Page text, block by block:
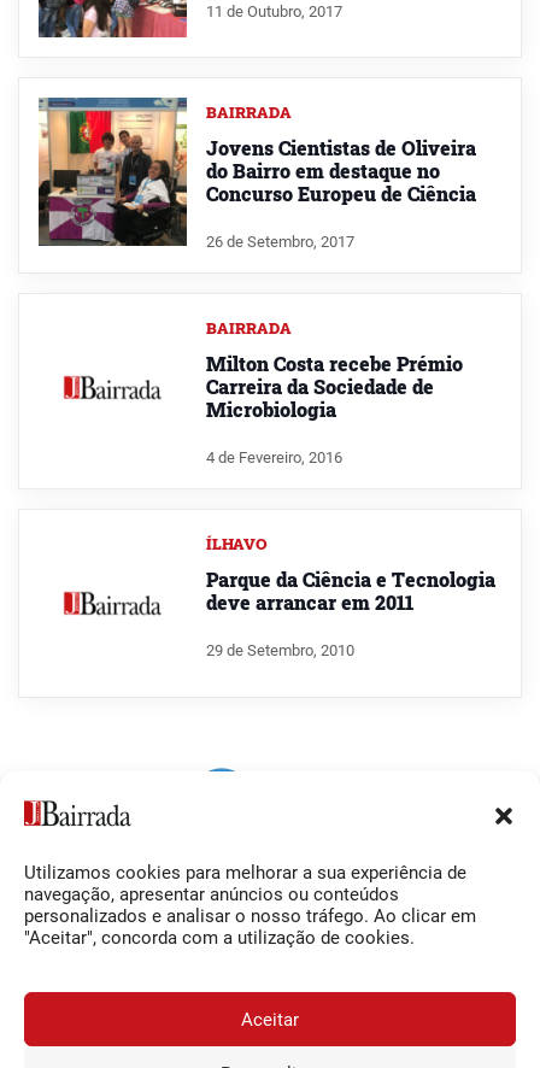
Utilizamos cookies para melhorar a sua experiência de
navegação, apresentar anúncios ou conteúdos
personalizados e analisar o nosso tráfego. Ao clicar em
"Aceitar", concorda com a utilização de cookies.
Aceitar
11 de Outubro, 2017
BAIRRADA
Jovens Cientistas de Oliveira
do Bairro em destaque no
Concurso Europeu de Ciência
26 de Setembro, 2017
BAIRRADA
Milton Costa recebe Prémio
Carreira da Sociedade de
Microbiologia
4 de Fevereiro, 2016
ÍLHAVO
Parque da Ciência e Tecnologia
deve arrancar em 2011
29 de Setembro, 2010
Siga-nos
Facebook
O Jornal da Bairrada
Contactos
Termos e Condições